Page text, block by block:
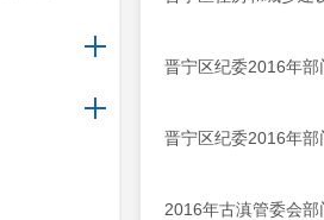
晋宁区纪委2016年
晋宁区纪委2016年部
2016年古滇管委会